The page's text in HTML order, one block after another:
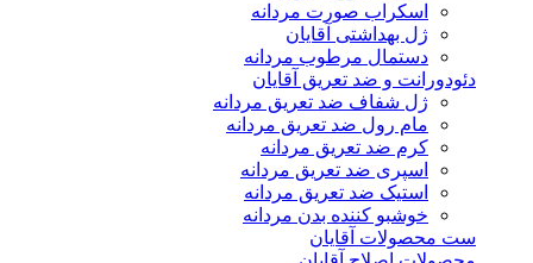
اسکراب صورت مردانه
ژل بهداشتی آقایان
دستمال مرطوب مردانه
دئودورانت و ضد تعریق آقایان
ژل شفاف ضد تعریق مردانه
مام رول ضد تعریق مردانه
کرم ضد تعریق مردانه
اسپری ضد تعریق مردانه
استیک ضد تعریق مردانه
خوشبو کننده بدن مردانه
ست محصولات آقایان